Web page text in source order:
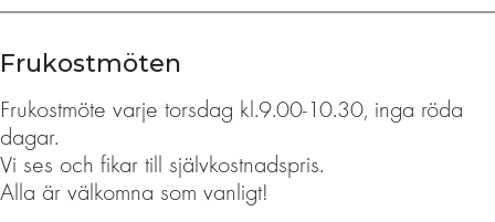
Frukostmöten
Frukostmöte varje torsdag kl.9.00-10.30, inga röda
dagar.
Vi ses och fikar till självkostnadspris.
Alla är välkomna som vanligt!